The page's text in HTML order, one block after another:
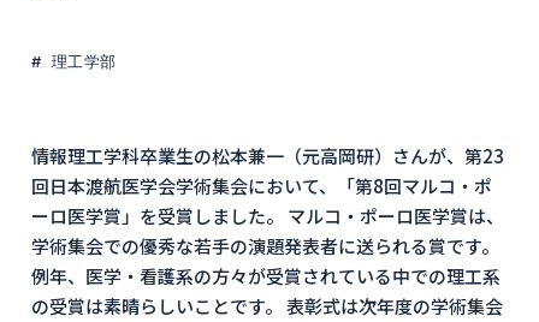
理工学部
情報理工学科卒業生の松本兼一（元高岡研）さんが、第23
回日本渡航医学会学術集会において、「第8回マルコ・ポ
ーロ医学賞」を受賞しました。 マルコ・ポーロ医学賞は、
学術集会での優秀な若手の演題発表者に送られる賞です。
例年、医学・看護系の方々が受賞されている中での理工系
の受賞は素晴らしいことです。 表彰式は次年度の学術集会